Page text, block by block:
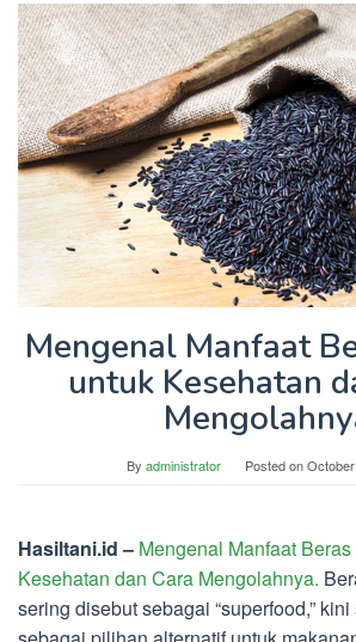
Mengenal Manfaat
untuk Kesehatan
By administrator Posted on
Hasiltani.id – Mengenal Manfaat
Kesehatan dan Cara Mengolahnya.
sering disebut sebagai “superfood,”